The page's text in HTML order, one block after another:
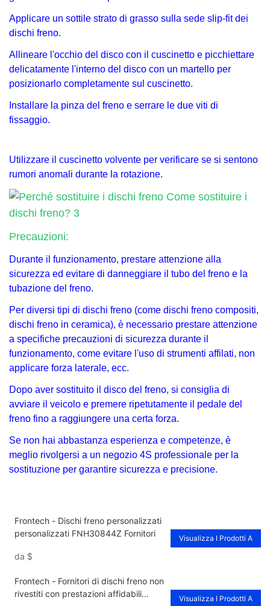
Applicare un sottile strato di grasso sulla sede slip-fit ​​dei
dischi freno.
Allineare l'occhio del disco con il cuscinetto e picchiettare
delicatamente l'interno del disco con un martello per
posizionarlo completamente sul cuscinetto.
Installare la pinza del freno e serrare le due viti di
fissaggio.
Utilizzare il cuscinetto volvente per verificare se si sentono
rumori anomali durante la rotazione.
Precauzioni:
Durante il funzionamento, prestare attenzione alla
sicurezza ed evitare di danneggiare il tubo del freno e la
tubazione del freno.
Per diversi tipi di dischi freno (come dischi freno compositi,
dischi freno in ceramica), è necessario prestare attenzione
a specifiche precauzioni di sicurezza durante il
funzionamento, come evitare l'uso di strumenti affilati, non
applicare forza laterale, ecc.
Dopo aver sostituito il disco del freno, si consiglia di
avviare il veicolo e premere ripetutamente il pedale del
freno fino a raggiungere una certa forza.
Se non hai abbastanza esperienza e competenze, è
meglio rivolgersi a un negozio 4S professionale per la
sostituzione per garantire sicurezza e precisione.
Frontech - Dischi freno personalizzati
personalizzati FNH30844Z Fornitori
da $
Visualizza I Prodotti A
Frontech - Fornitori di dischi freno non
rivestiti con prestazioni affidabili
Visualizza I Prodotti A